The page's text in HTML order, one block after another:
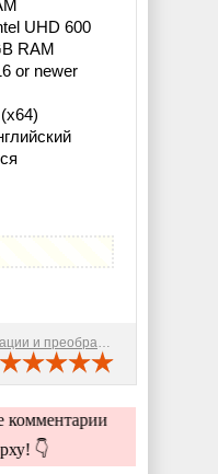
UHD 600
RAM
or newer
и преобразования
комментарии
👇